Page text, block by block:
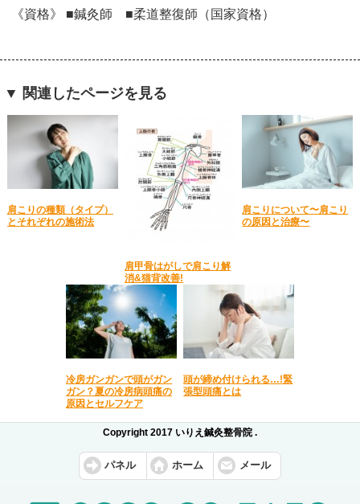
《資格》 ■鍼灸師 ■柔道整復師（国家資格）
▼ 関連したページを見る
肩こりの種類（タイプ）
とそれぞれの施術法
肩甲骨はがしで肩こり解
消&猫背改善!
肩こりについて〜肩こり
の原因と治療〜
冷房ガンガンで頭がガン
ガン？夏の冷房病頭痛の
原因とセルフケア
頭が締め付けられる…!緊
張型頭痛とは
Copyright 2017 いりえ鍼灸整骨院 .
パネル ホーム メール